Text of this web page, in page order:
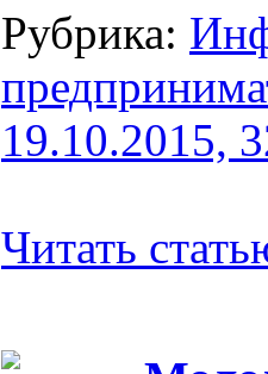
Рубрика:
19.10.2015,
Читать